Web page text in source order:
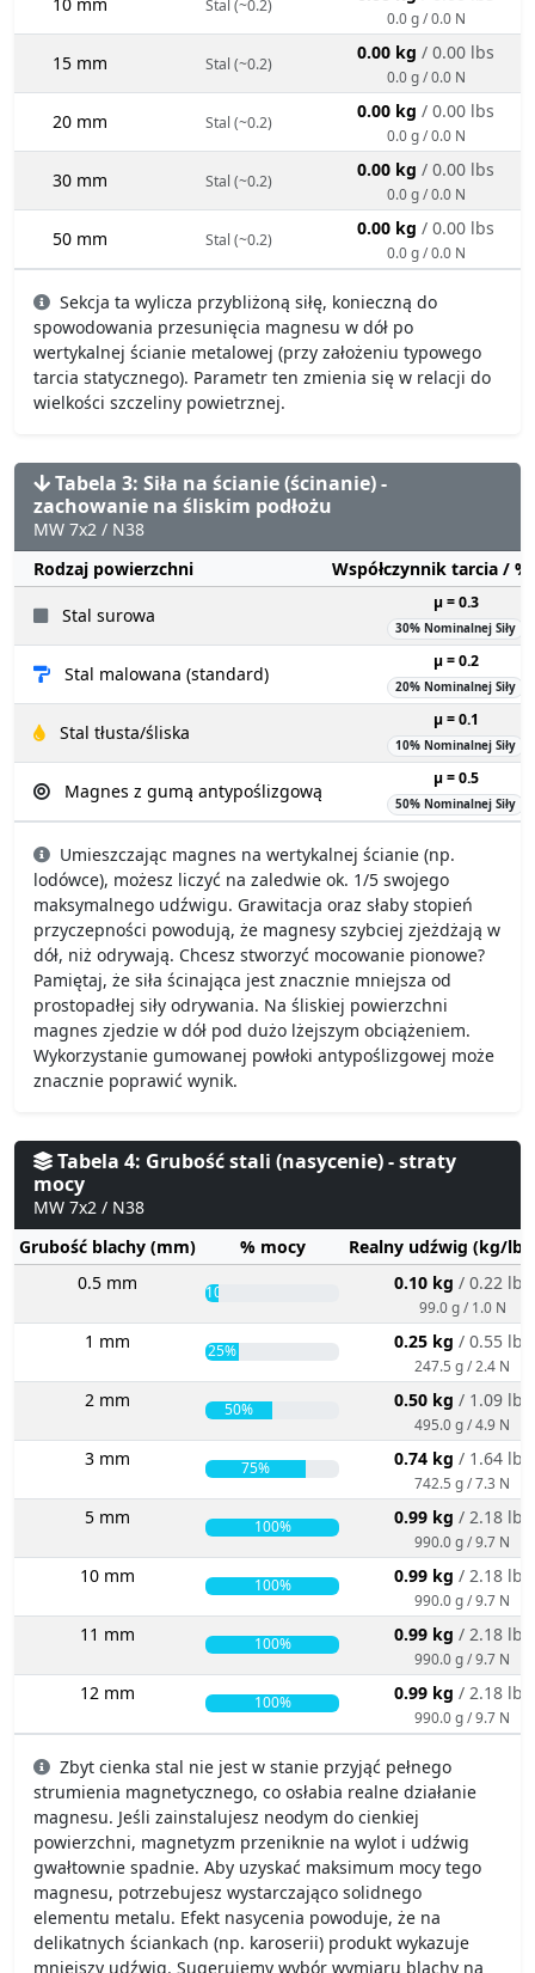
Stal (~0.2)
0.0 g / 0.0 N
15 mm Stal (~0.2)
0.00 kg / 0.00 lbs
0.0 g / 0.0 N
20 mm Stal (~0.2)
0.00 kg / 0.00 lbs
0.0 g / 0.0 N
30 mm Stal (~0.2)
0.00 kg / 0.00 lbs
0.0 g / 0.0 N
50 mm Stal (~0.2)
0.00 kg / 0.00 lbs
0.0 g / 0.0 N
Sekcja ta wylicza przybliżoną siłę, konieczną do
spowodowania przesunięcia magnesu w dół po
wertykalnej ścianie metalowej (przy założeniu typowego
tarcia statycznego). Parametr ten zmienia się w relacji do
wielkości szczeliny powietrznej.
Tabela 3: Siła na ścianie (ścinanie) -
zachowanie na śliskim podłożu
MW 7x2 / N38
Rodzaj powierzchni
Współczynnik tarcia /
Stal surowa
µ = 0.3
30% Nominalnej Siły
Stal malowana (standard)
µ = 0.2
20% Nominalnej Siły
Stal tłusta/śliska
µ = 0.1
10% Nominalnej Siły
Magnes z gumą antypoślizgową
µ = 0.5
50% Nominalnej Siły
Umieszczając magnes na wertykalnej ścianie (np.
lodówce), możesz liczyć na zaledwie ok. 1/5 swojego
maksymalnego udźwigu. Grawitacja oraz słaby stopień
przyczepności powodują, że magnesy szybciej zjeżdżają w
dół, niż odrywają. Chcesz stworzyć mocowanie pionowe?
Pamiętaj, że siła ścinająca jest znacznie mniejsza od
prostopadłej siły odrywania. Na śliskiej powierzchni
magnes zjedzie w dół pod dużo lżejszym obciążeniem.
Wykorzystanie gumowanej powłoki antypoślizgowej może
znacznie poprawić wynik.
Tabela 4: Grubość stali (nasycenie) - straty
mocy
MW 7x2 / N38
Grubość blachy (mm)
% mocy
Realny udźwig (kg/
0.5 mm
10% 0.10 kg / 0.22 lbs
99.0 g / 1.0 N
1 mm 25% 0.25 kg / 0.55 lbs
247.5 g / 2.4 N
2 mm 50% 0.50 kg / 1.09 lbs
495.0 g / 4.9 N
3 mm 75% 0.74 kg / 1.64 lbs
742.5 g / 7.3 N
5 mm 100% 0.99 kg / 2.18 lbs
990.0 g / 9.7 N
10 mm 100% 0.99 kg / 2.18 lbs
990.0 g / 9.7 N
11 mm 100% 0.99 kg / 2.18 lbs
990.0 g / 9.7 N
12 mm 100% 0.99 kg / 2.18 lbs
990.0 g / 9.7 N
Zbyt cienka stal nie jest w stanie przyjąć pełnego
strumienia magnetycznego, co osłabia realne działanie
magnesu. Jeśli zainstalujesz neodym do cienkiej
powierzchni, magnetyzm przeniknie na wylot i udźwig
gwałtownie spadnie. Aby uzyskać maksimum mocy tego
magnesu, potrzebujesz wystarczająco solidnego
elementu metalu. Efekt nasycenia powoduje, że na
delikatnych ściankach (np. karoserii) produkt wykazuje
mniejszy udźwig. Sugerujemy wybór wymiaru blachy na